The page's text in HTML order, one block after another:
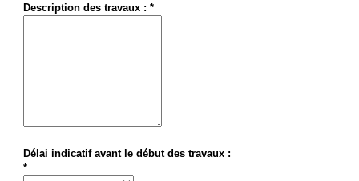
Description des travaux : *
Délai indicatif avant le début des travaux :
*